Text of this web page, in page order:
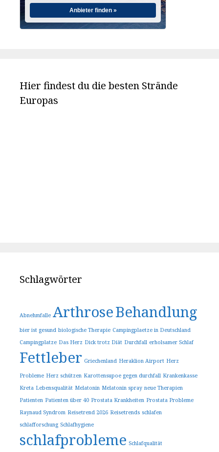
Anbieter finden »
Hier findest du die besten Strände
Europas
Schlagwörter
Abnehmfalle ArthroseBehandlung
bier ist gesund biologische Therapie Campingplaetze in Deutschland
Campingplatze Das Herz Dick trotz Diät Durchfall erholsamer Schlaf
Fettleber Griechenland Heraklion Airport Herz
Probleme Herz schützen Karottensupoe gegen durchfall Krankenkasse
Kreta Lebensqualität Melatonin Melatonin spray neue Therapien
Patienten Patienten über 40 Prostata Krankheiten Prostata Probleme
Raynaud Syndrom Reisetrend 2026 Reisetrends schlafen
schlafforschung Schlafhygiene
schlafprobleme Schlafqualität